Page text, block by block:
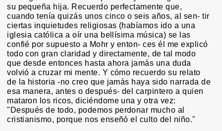
su pequeña hija. Recuerdo perfectamente que,
cuando tenía quizás unos cinco o seis años, al sen- tir
ciertas inquietudes religiosas (habíamos ido a una
iglesia católica a oír una bellísima música) se las
confié por supuesto a Mohr y enton- ces él me explicó
todo con gran claridad y directamente, de tal modo
que desde entonces hasta ahora jamás una duda
volvió a cruzar mi mente. Y cómo recuerdo su relato
de la historia -no creo que jamás haya sido narrada de
esa manera, antes o después- del carpintero a quien
mataron los ricos, diciéndome una y otra vez:
"Después de todo, podemos perdonar mucho al
cristianismo, porque nos enseñó el culto del niño."